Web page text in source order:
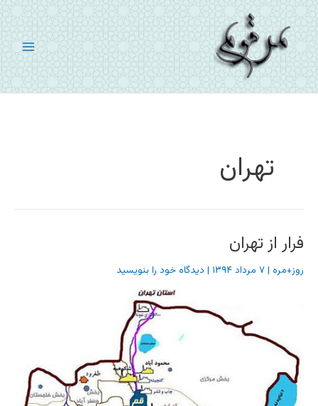
پرش
به
محتوا
تهران
فرار از تهران
روز+مره |۷ مرداد ۱۳۹۴ | دیدگاه‌ خود را بنویسید